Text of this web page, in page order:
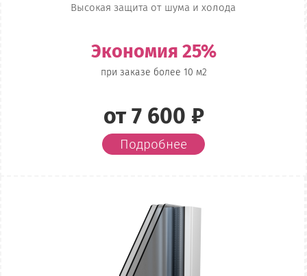
Высокая защита от шума и холода
Экономия 25%
при заказе более 10 м2
от 7 600 ₽
Подробнее